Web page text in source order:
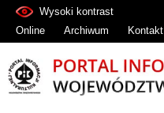
Wysoki kontrast
Online
Archiwum Kontakt